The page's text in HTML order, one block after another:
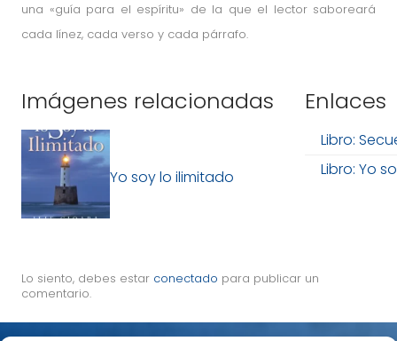
una «guía para el espíritu» de la que el lector saboreará
cada línez, cada verso y cada párrafo.
Imágenes relacionadas
Yo soy lo ilimitado
Enlaces
Libro:
Libro: Yo
Lo siento, debes estar conectado para publicar un
comentario.